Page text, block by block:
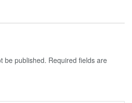
be published. Required fields are